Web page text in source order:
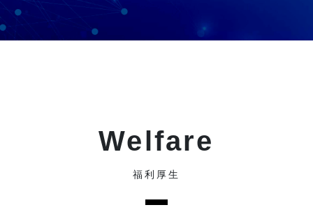
Welfare
福利厚生